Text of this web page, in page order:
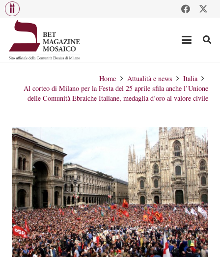
Home Attualità e news
Italia
Al corteo di Milano per la Festa del 25 aprile sfila anche l’Unione
delle Comunità Ebraiche Italiane, medaglia d’oro al valore civile